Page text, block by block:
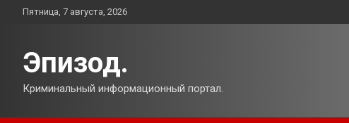
ПерейтиПятница, 7 августа, 2026
Эпизод.
Криминальный информационный портал.